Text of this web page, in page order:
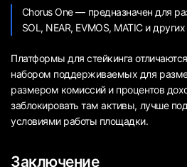
Chorus One — предназначен для
SOL, NEAR, EVMOS, MATIC и
Платформы для стейкинга
набором поддерживаемых для
размером комиссий и процентов
заблокировать там активы, лучше
условиями работы площадки.
Заключение